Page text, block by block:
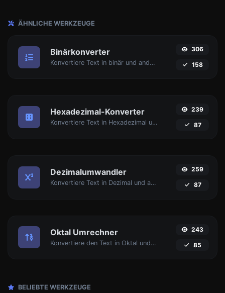
ÄHNLICHE WERKZEUGE
Binärkonverter
Konvertiere Text in binär und andersherum für jeglichen Zeichenketten-Eingabe.
306
158
Hexadezimal-Konverter
Konvertiere Text in Hexadezimal und andersherum für beliebige Zeichenfolgen-Eingabe.
239
87
Dezimalumwandler
Konvertiere Text in Dezimal und andersherum für beliebige Zeichenfolgen-Eingabe.
259
87
Oktal Umrechner
Konvertiere den Text in Oktal und andersherum für jede Zeicheneingabe.
243
85
BELIEBTE WERKZEUGE